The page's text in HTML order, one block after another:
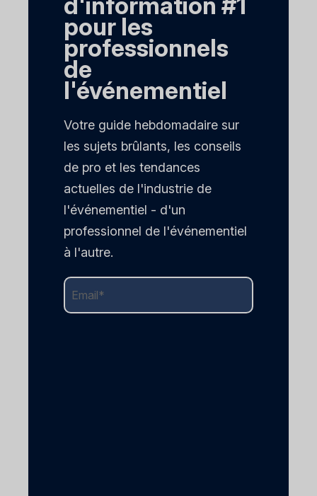
pour les
professionnels
de
l'événementiel
Votre guide hebdomadaire sur
les sujets brûlants, les conseils
de pro et les tendances
actuelles de l'industrie de
l'événementiel - d'un
professionnel de l'événementiel
à l'autre.